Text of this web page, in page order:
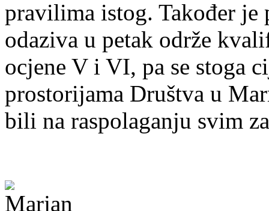
pravilima istog. Također je
odaziva u petak održe
ocjene V i VI, pa se stoga
prostorijama Društva u
bili na raspolaganju svim